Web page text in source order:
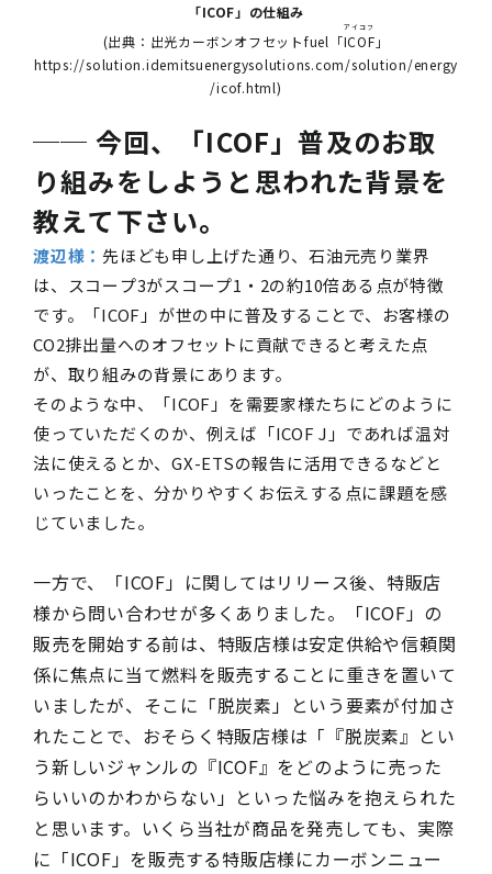
「ICOF」の仕組み
(出典：出光カーボンオフセットfuel「ICOF
アイコフ
」
https://solution.idemitsuenergysolutions.com/solution/energy
/icof.html)
── 今回、「ICOF」普及のお取
り組みをしようと思われた背景を
教えて下さい。
渡辺様： 先ほども申し上げた通り、石油元売り業界
は、スコープ3がスコープ1 ・2の約10倍ある点が特徴
です。「ICOF 」が世の中に普及することで、お客様の
CO2排出量へのオフセットに貢献できると考えた点
が、取り組みの背景にあります。
そのような中、「ICOF 」を需要家様たちにどのように
使っていただくのか、例えば「ICOF J 」であれば温対
法に使えるとか、 GX-ETSの報告に活用できるなどと
いったことを、分かりやすくお伝えする点に課題を感
じていました。
一方で、「ICOF」に関してはリリース後、特販店
様から問い合わせが多くありました。「ICOF」の
販売を開始する前は、特販店様は安定供給や信頼関
係に焦点に当て燃料を販売することに重きを置いて
いましたが、そこに「脱炭素」という要素が付加さ
れたことで、おそらく特販店様は「『脱炭素』とい
う新しいジャンルの『ICOF』をどのように売った
らいいのかわからない」といった悩みを抱えられた
と思います。いくら当社が商品を発売しても、実際
に「ICOF」を販売する特販店様にカーボンニュー